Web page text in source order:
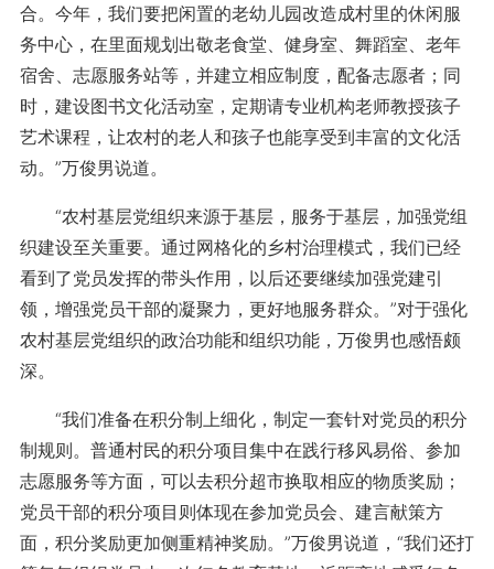
合。今年，我们要把闲置的老幼儿园改造成村里的休闲服
务中心，在里面规划出敬老食堂、健身室、舞蹈室、老年
宿舍、志愿服务站等，并建立相应制度，配备志愿者；同
时，建设图书文化活动室，定期请专业机构老师教授孩子
艺术课程，让农村的老人和孩子也能享受到丰富的文化活
动。”万俊男说道。
“农村基层党组织来源于基层，服务于基层，加强党组
织建设至关重要。通过网格化的乡村治理模式，我们已经
看到了党员发挥的带头作用，以后还要继续加强党建引
领，增强党员干部的凝聚力，更好地服务群众。”对于强化
农村基层党组织的政治功能和组织功能，万俊男也感悟颇
深。
“我们准备在积分制上细化，制定一套针对党员的积分
制规则。普通村民的积分项目集中在践行移风易俗、参加
志愿服务等方面，可以去积分超市换取相应的物质奖励；
党员干部的积分项目则体现在参加党员会、建言献策方
面，积分奖励更加侧重精神奖励。”万俊男说道，“我们还打